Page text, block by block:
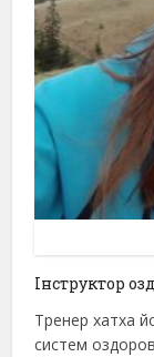
Інструктор
Тренер хатха
систем